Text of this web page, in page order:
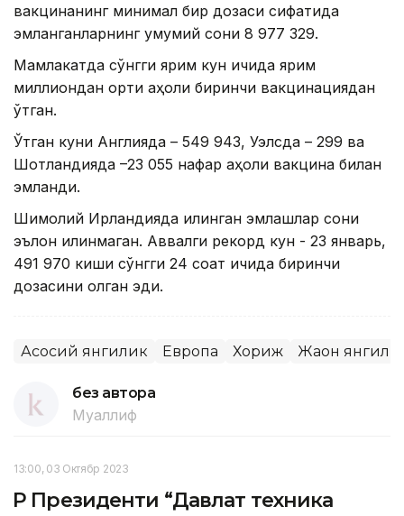
вакцинанинг минимал бир дозаси сифатида
эмланганларнинг умумий сони 8 977 329.
Мамлакатда сўнгги ярим кун ичида ярим
миллиондан ортиқ аҳоли биринчи вакцинациядан
ўтган.
Ўтган куни Англияда – 549 943, Уэлсда – 299 ва
Шотландияда –23 055 нафар аҳоли вакцина билан
эмланди.
Шимолий Ирландияда қилинган эмлашлар сони
эълон қилинмаган. Аввалги рекорд кун - 23 январь,
491 970 киши сўнгги 24 соат ичида биринчи
дозасини олган эди.
Асосий янгилик Европа Хориж Жаҳон
без автора
Муаллиф
13:00, 03 Октябр 2023
ҚР Президенти “Давлат техника